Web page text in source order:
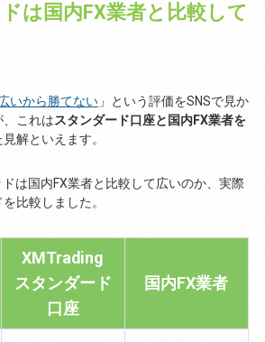
は国内FX業者と比較して
いから勝てない」という評価をSNSで見か
これはスタンダード口座と国内FX業者を
解といえます。
は国内FX業者と比較して広いのか、実際
比較しました。
XMTrading
スタンダード
口座
国内FX業者